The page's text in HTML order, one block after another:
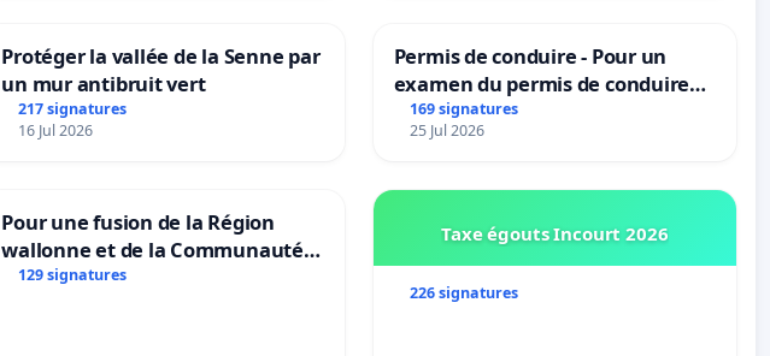
Protéger la vallée de la Senne par
un mur antibruit vert
217 signatures
16 Jul 2026
Permis de conduire - Pour un
examen du permis de conduire
accessible dans plusieurs langues
à Bruxelles
169 signatures
25 Jul 2026
Pour une fusion de la Région
wallonne et de la Communauté
française (Fédération Wallonie-
129 signatures
Taxe égouts Incourt 2026
226 signatures